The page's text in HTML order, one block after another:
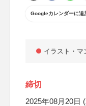
Googleカレンダーに追
イラスト・マ
締切
2025年08月20日